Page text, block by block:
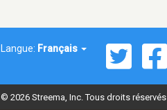
Langue: Français
© 2026 Streema, Inc. Tous droits réservés